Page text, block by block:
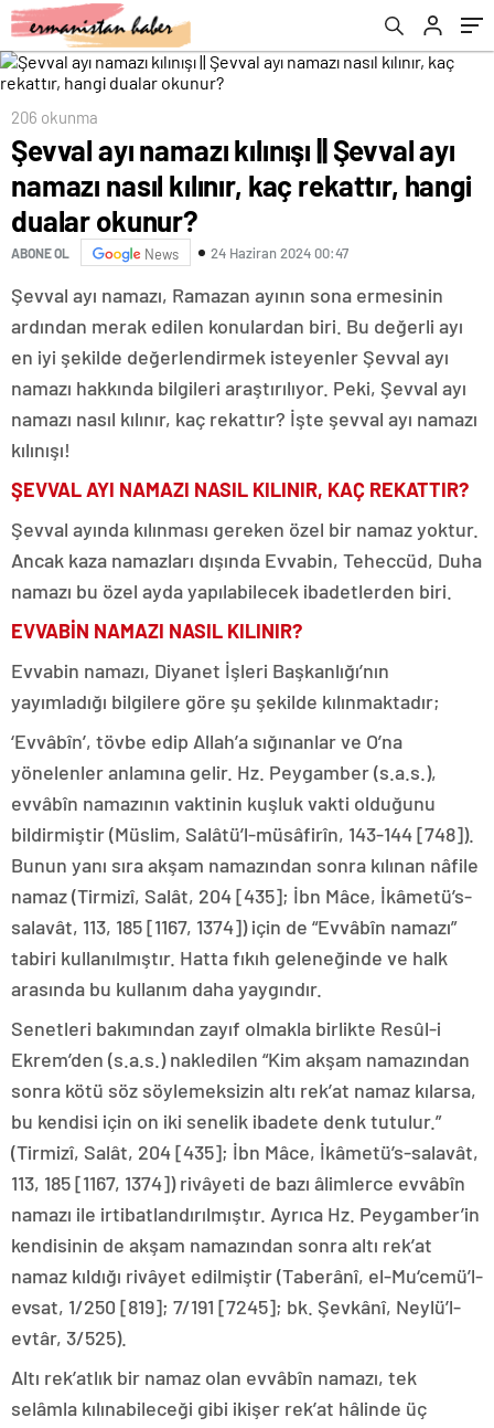
okunur?
206 okunma
Şevval ayı namazı kılınışı || Şevval ayı
namazı nasıl kılınır, kaç rekattır, hangi
dualar okunur?
ABONE OL News 24 Haziran 2024 00:47
Şevval ayı namazı, Ramazan ayının sona ermesinin
ardından merak edilen konulardan biri. Bu değerli ayı
en iyi şekilde değerlendirmek isteyenler Şevval ayı
namazı hakkında bilgileri araştırılıyor. Peki, Şevval ayı
namazı nasıl kılınır, kaç rekattır? İşte şevval ayı namazı
kılınışı!
ŞEVVAL AYI NAMAZI NASIL KILINIR, KAÇ REKATTIR?
Şevval ayında kılınması gereken özel bir namaz yoktur.
Ancak kaza namazları dışında Evvabin, Teheccüd, Duha
namazı bu özel ayda yapılabilecek ibadetlerden biri.
EVVABİN NAMAZI NASIL KILINIR?
Evvabin namazı, Diyanet İşleri Başkanlığı’nın
yayımladığı bilgilere göre şu şekilde kılınmaktadır;
‘Evvâbîn’, tövbe edip Allah’a sığınanlar ve O’na
yönelenler anlamına gelir. Hz. Peygamber (s.a.s.),
evvâbîn namazının vaktinin kuşluk vakti olduğunu
bildirmiştir (Müslim, Salâtü’l-müsâfirîn, 143-144 [748]).
Bunun yanı sıra akşam namazından sonra kılınan nâfile
namaz (Tirmizî, Salât, 204 [435]; İbn Mâce, İkâmetü’s-
salavât, 113, 185 [1167, 1374]) için de “Evvâbîn namazı”
tabiri kullanılmıştır. Hatta fıkıh geleneğinde ve halk
arasında bu kullanım daha yaygındır.
Senetleri bakımından zayıf olmakla birlikte Resûl-i
Ekrem’den (s.a.s.) nakledilen “Kim akşam namazından
sonra kötü söz söylemeksizin altı rek’at namaz kılarsa,
bu kendisi için on iki senelik ibadete denk tutulur.”
(Tirmizî, Salât, 204 [435]; İbn Mâce, İkâmetü’s-salavât,
113, 185 [1167, 1374]) rivâyeti de bazı âlimlerce evvâbîn
namazı ile irtibatlandırılmıştır. Ayrıca Hz. Peygamber’in
kendisinin de akşam namazından sonra altı rek’at
namaz kıldığı rivâyet edilmiştir (Taberânî, el-Mu‘cemü’l-
evsat, 1/250 [819]; 7/191 [7245]; bk. Şevkânî, Neylü’l-
evtâr, 3/525).
Altı rek’atlık bir namaz olan evvâbîn namazı, tek
selâmla kılınabileceği gibi ikişer rek’at hâlinde üç